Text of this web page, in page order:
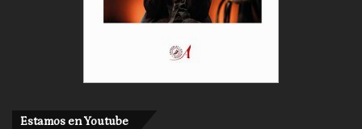
Estamos en Youtube